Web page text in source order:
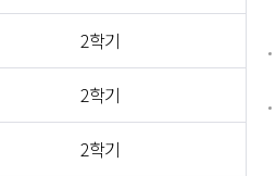
2학기
2학기
2학기